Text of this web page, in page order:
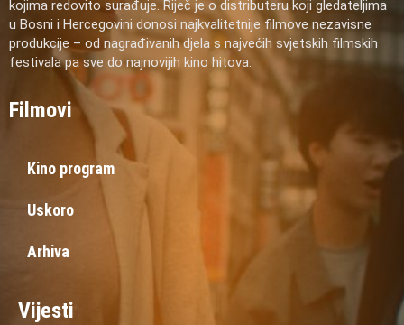
kojima redovito surađuje. Riječ je o distributeru koji gledateljima
u Bosni i Hercegovini donosi najkvalitetnije filmove nezavisne
produkcije – od nagrađivanih djela s najvećih svjetskih filmskih
festivala pa sve do najnovijih kino hitova.
Filmovi
Kino program
Uskoro
Arhiva
Vijesti